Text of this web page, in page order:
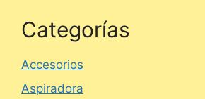
Categorías
Accesorios
Aspiradora